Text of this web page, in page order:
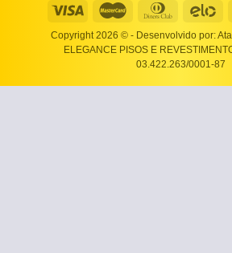
Copyright 2026 © - Desenvolvido por:
ELEGANCE PISOS E
03.422.263/0001-87